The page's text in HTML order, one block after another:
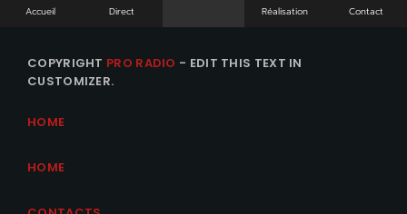
Accueil Direct Réalisation Contact
COPYRIGHT PRO RADIO - EDIT THIS TEXT IN
CUSTOMIZER.
HOME
HOME